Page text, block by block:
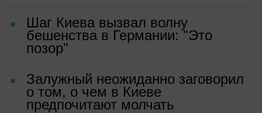
Шаг Киева вызвал волну
бешенства в Германии: "Это
позор"
Залужный неожиданно заговорил
о том, о чем в Киеве
предпочитают молчать